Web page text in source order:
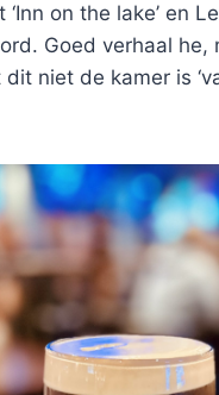
on the lake’ en
Goed verhaal he,
niet de kamer is